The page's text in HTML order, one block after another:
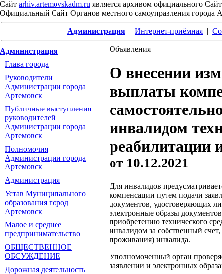
Сайт arhiv.artemovskadm.ru является архивом официального
Официальный Сайт Органов местного самоуправления города
Администрация | Интернет-приёмная |
Администрация
Глава города
Руководители
Администрации города
Артемовск
Публичные выступления
руководителей
Администрации города
Артемовск
Полномочия
Администрации города
Артемовск
Администрация
Устав Муниципального
образования город
Артемовск
Малое и среднее
предпринимательство
ОБЩЕСТВЕННОЕ
ОБСУЖДЕНИЕ
Дорожная деятельность
Объявления
О внесении
выплаты
инвалидом
реабилитации
от 10.12.2021
Для инвалидов
компенсации путем подачи
документов, удостоверяющих
электронные образы
приобретению технического
инвалидом за собственный
проживания) инвалида.
Уполномоченный орган
заявлении и электронных